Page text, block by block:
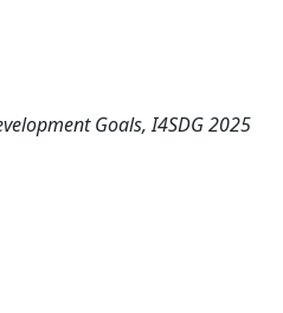
Goals, I4SDG 2025